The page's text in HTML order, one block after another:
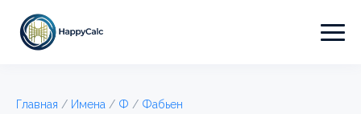
Главная / Имена / Ф / Фабьен